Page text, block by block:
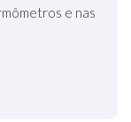
e nas